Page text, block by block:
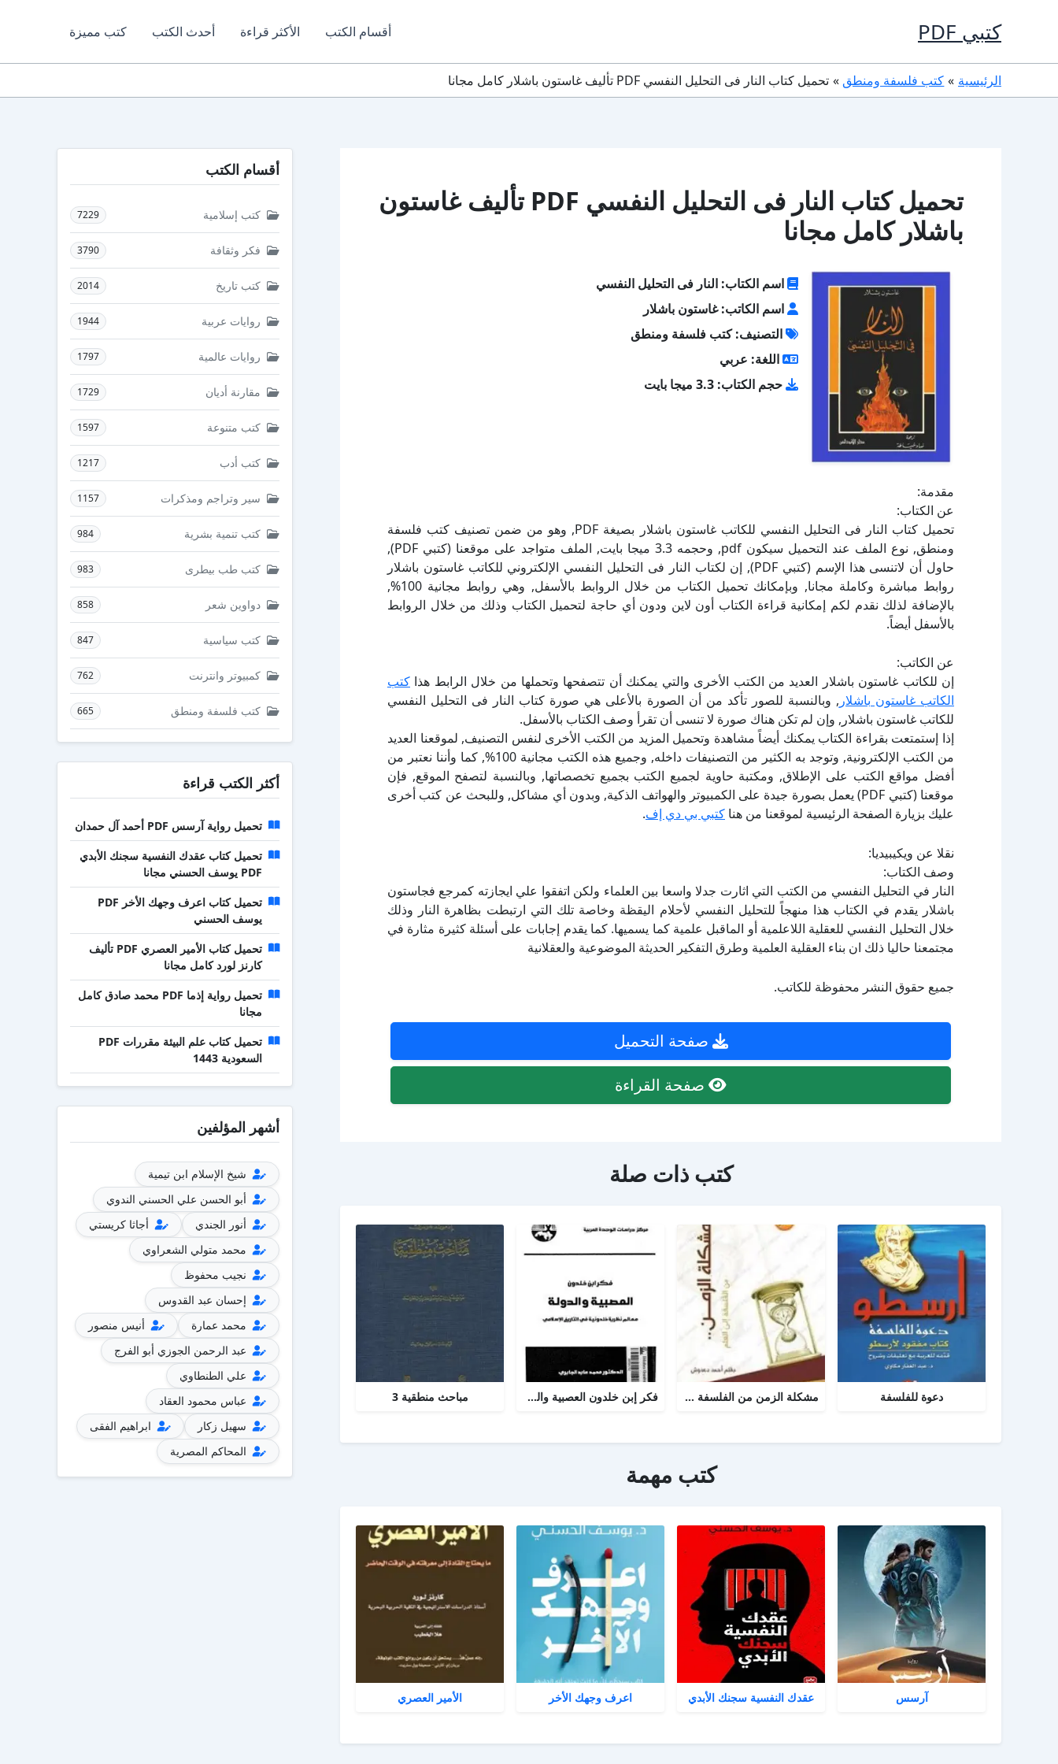
كتبي PDF أقسام الكتب الأكثر قراءة أحدث الكتب كتب مميزة
الرئيسية كتب فلسفة ومنطق تحميل كتاب النار فى التحليل النفسي PDF تأليف غاستون باشلار كامل مجانا
تحميل كتاب النار فى التحليل النفسي PDF تأليف غاستون
باشلار كامل مجانا
اسم الكتاب: النار فى التحليل النفسي
اسم الكاتب: غاستون باشلار
التصنيف: كتب فلسفة ومنطق
اللغة: عربي
حجم الكتاب: 3.3 ميجا بايت
مقدمة:
عن الكتاب:
تحميل كتاب النار فى التحليل النفسي للكاتب غاستون باشلار بصيغة PDF, وهو من ضمن تصنيف كتب فلسفة
ومنطق, نوع الملف عند التحميل سيكون pdf, وحجمه 3.3 ميجا بايت, الملف متواجد على موقعنا (كتبي PDF),
حاول أن لاتنسى هذا الإسم (كتبي PDF), إن لكتاب النار فى التحليل النفسي الإلكتروني للكاتب غاستون باشلار
روابط مباشرة وكاملة مجانا, وبإمكانك تحميل الكتاب من خلال الروابط بالأسفل, وهي روابط مجانية 100%,
بالإضافة لذلك نقدم لكم إمكانية قراءة الكتاب أون لاين ودون أي حاجة لتحميل الكتاب وذلك من خلال الروابط
بالأسفل أيضاً.
عن الكاتب:
إن للكاتب غاستون باشلار العديد من الكتب الأخرى والتي يمكنك أن تتصفحها وتحملها من خلال الرابط هذا كتب
الكاتب غاستون باشلار , وبالنسبة للصور تأكد من أن الصورة بالأعلى هي صورة كتاب النار فى التحليل النفسي
للكاتب غاستون باشلار, وإن لم تكن هناك صورة لا تنسى أن تقرأ وصف الكتاب بالأسفل.
إذا إستمتعت بقراءة الكتاب يمكنك أيضاً مشاهدة وتحميل المزيد من الكتب الأخرى لنفس التصنيف, لموقعنا العديد
من الكتب الإلكترونية, وتوجد به الكثير من التصنيفات داخله, وجميع هذه الكتب مجانية 100%, كما وأننا نعتبر من
أفضل مواقع الكتب على الإطلاق, ومكتبة حاوية لجميع الكتب بجميع تخصصاتها, وبالنسبة لتصفح الموقع, فإن
موقعنا (كتبي PDF) يعمل بصورة جيدة على الكمبيوتر والهواتف الذكية, وبدون أي مشاكل, وللبحث عن كتب أخرى
عليك بزيارة الصفحة الرئيسية لموقعنا من هنا كتبي بي دي إف.
نقلا عن ويكيبيديا:
وصف الكتاب:
النار في التحليل النفسي من الكتب التي اثارت جدلا واسعا بين العلماء ولكن اتفقوا علي ايجازته كمرجع فجاستون
باشلار يقدم في الكتاب هذا منهجاً للتحليل النفسي لأحلام اليقظة وخاصة تلك التي ارتبطت بظاهرة النار وذلك
خلال التحليل النفسي للعقلية اللاعلمية أو الماقبل علمية كما يسميها. كما يقدم إجابات على أسئلة كثيرة مثارة في
مجتمعنا حاليا ذلك ان بناء العقلية العلمية وطرق التفكير الحديثة الموضوعية والعقلانية
جميع حقوق النشر محفوظة للكاتب.
صفحة التحميل
صفحة القراءة
كتب ذات صلة
دعوة للفلسفة مشكلة الزمن من الفلسفة الى العلم فكر إبن خلدون العصبية والدولة مباحث منطقية 3
كتب مهمة
آرسس عقدك النفسية سجنك الأبدي اعرف وجهك الأخر الأمير العصري
أقسام الكتب
كتب إسلامية 7229
فكر وثقافة 3790
كتب تاريخ 2014
روايات عربية 1944
روايات عالمية 1797
مقارنة أديان 1729
كتب متنوعة 1597
كتب أدب 1217
سير وتراجم ومذكرات 1157
كتب تنمية بشرية 984
كتب طب بيطرى 983
دواوين شعر 858
كتب سياسية 847
كمبيوتر وانترنت 762
كتب فلسفة ومنطق 665
أكثر الكتب قراءة
تحميل رواية آرسس PDF أحمد آل حمدان
تحميل كتاب عقدك النفسية سجنك الأبدي
PDF يوسف الحسني مجانا
تحميل كتاب اعرف وجهك الأخر PDF
يوسف الحسني
تحميل كتاب الأمير العصري PDF تأليف
كارنز لورد كامل مجانا
تحميل رواية إذما PDF محمد صادق كامل
مجانا
تحميل كتاب علم البيئة مقررات PDF
السعودية 1443
أشهر المؤلفين
شيخ الإسلام ابن تيمية
أبو الحسن علي الحسني الندوي
أنور الجندي
أجاثا كريستي
محمد متولي الشعراوي
نجيب محفوظ
إحسان عبد القدوس
محمد عمارة
أنيس منصور
عبد الرحمن الجوزي أبو الفرج
علي الطنطاوي
عباس محمود العقاد
سهيل زكار
ابراهيم الفقى
المحاكم المصرية